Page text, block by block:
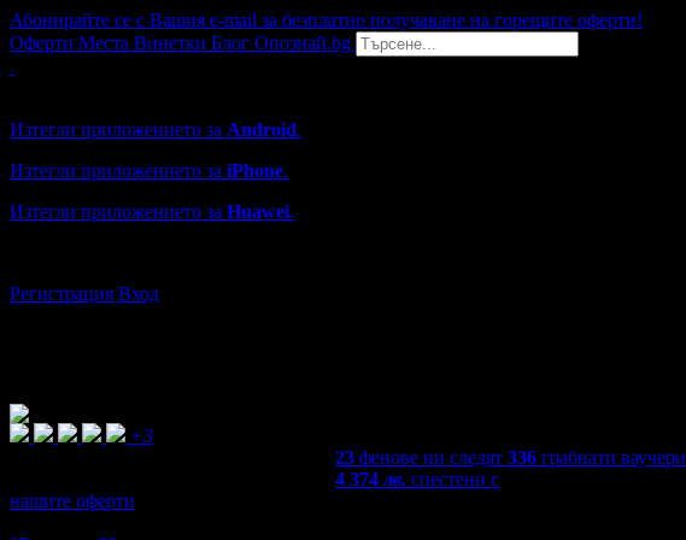
Абонирайте се с Вашия e-mail за безплатно получаване на горещите оферти!
Оферти Места Винетки Блог Опознай.bg
Изтегли приложението за Android.
Изтегли приложението за iPhone.
Изтегли приложението за Huawei.
Регистрация Вход
+3
23 фенове ни следят 336 грабнати ваучери
4 374лв. спестени с
нашите оферти